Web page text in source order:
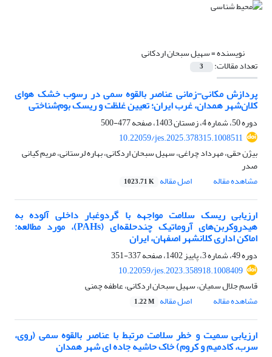
نویسنده =سهیل سبحان اردکانی
تعداد مقالات: 3
پردازش مکانی-زمانی عناصر بالقوه سمی در رسوب خشک هوای
کلان‌شهر همدان، غرب ایران؛ تعیین غلظت و ریسک بوم‌‎شناختی
دوره 50، شماره 4، زمستان 1403، صفحه
477-500
10.22059/jes.2025.378315.1008511
بیژن حقی، مهرداد چراغی، سهیل سبحان اردکانی، بهاره لرستانی، مریم کیانی
صدر
مشاهده مقاله
اصل مقاله 1023.71 K
ارزیابی ریسک سلامت مواجهه با گردوغبار داخلی آلوده به
هیدروکربن‌های آروماتیک چندحلقه‌ای (PAHs)، مورد مطالعه:
اماکن اداری ‌کلانشهر اصفهان، ایران
دوره 49، شماره 3، پاییز 1402، صفحه
337-351
10.22059/jes.2023.358918.1008409
قاسم جلال سمیان، سهیل سبحان اردکانی، عاطفه چمنی
مشاهده مقاله
اصل مقاله 1.22 M
ارزیابی سمیت و خطر سلامت مرتبط با عناصر بالقوه سمی (روی،
سرب، کادمیم و کروم) خاک حاشیه جاده ‏‏ای شهر همدان